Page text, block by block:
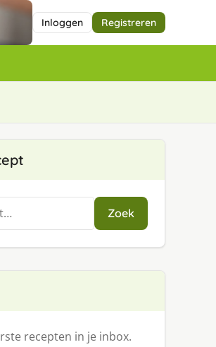
Inloggen Registreren
Zoek
recepten in je inbox.